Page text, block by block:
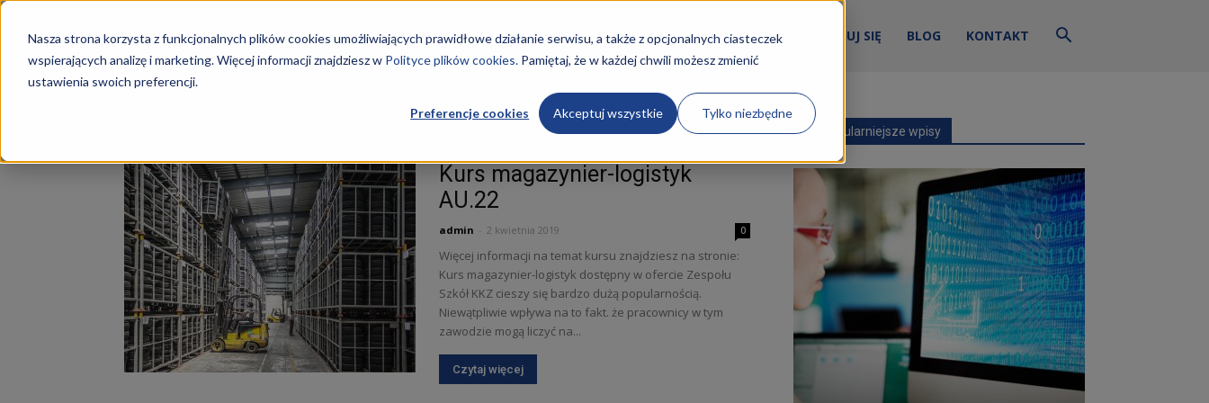
Nasza strona korzysta z funkcjonalnych plików cookies umożliwiających prawidłowe działanie serwisu, a także z opcjonalnych ciasteczek
wspierających analizę i marketing. Więcej informacji znajdziesz w Polityce plików cookies.Pamiętaj, że w każdej chwili możesz zmienić
ustawienia swoich preferencji.
Preferencje cookies Akceptuj wszystkie Tylko niezbędne
Szkoły
–
Aktualności
STRONA GŁÓWNA KURSY O NAS REKRUTACJA ZALOGUJ SIĘ BLOG KONTAKT
Tag: kurs magazynier-logistyk
Kurs magazynier-logistyk
AU.22
admin 2 kwietnia 2019 0
Więcej informacji na temat kursu znajdziesz na stronie:
Kurs magazynier-logistyk dostępny w ofercie Zespołu
Szkół KKZ cieszy się bardzo dużą popularnością.
Niewątpliwie wpływa na to fakt. że pracownicy w tym
zawodzie mogą liczyć na...
Czytaj więcej
Najpopularniejsze wpisy